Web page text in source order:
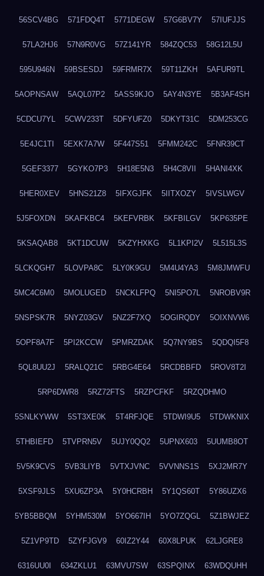
56SCV4BG 571FDQ4T 5771DEGW 57G6BV7Y 57IUFJJS
57LA2HJ6 57N9R0VG 57Z141YR 584ZQC53 58G12L5U
595U946N 59BSESDJ 59FRMR7X 59T11ZKH 5AFUR9TL
5AOPNSAW 5AQL07P2 5ASS9KJO 5AY4N3YE 5B3AF4SH
5CDCU7YL 5CWV233T 5DFYUFZ0 5DKYT31C 5DM253CG
5E4JC1TI 5EXK7A7W 5F447S51 5FMM242C 5FNR39CT
5GEF3377 5GYKO7P3 5H18E5N3 5H4C8VII 5HANI4XK
5HER0XEV 5HNS21Z8 5IFXGJFK 5IITXOZY 5IVSLWGV
5J5FOXDN 5KAFKBC4 5KEFVRBK 5KFBILGV 5KP635PE
5KSAQAB8 5KT1DCUW 5KZYHXKG 5L1KPI2V 5L515L3S
5LCKQGH7 5LOVPA8C 5LY0K9GU 5M4U4YA3 5M8JMWFU
5MC4C6M0 5MOLUGED 5NCKLFPQ 5NI5PO7L 5NROBV9R
5NSPSK7R 5NYZ03GV 5NZ2F7XQ 5OGIRQDY 5OIXNVW6
5OPF8A7F 5PI2KCCW 5PMRZDAK 5Q7NY9BS 5QDQI5F8
5QL8UU2J 5RALQ21C 5RBG4E64 5RCDBBFD 5ROV8T2I
5RP6DWR8 5RZ72FTS 5RZPCFKF 5RZQDHMO
5SNLKYWW 5ST3XE0K 5T4RFJQE 5TDWI9U5 5TDWKNIX
5THBIEFD 5TVPRN5V 5UJY0QQ2 5UPNX603 5UUMB8OT
5V5K9CVS 5VB3LIYB 5VTXJVNC 5VVNNS1S 5XJ2MR7Y
5XSF9JLS 5XU6ZP3A 5Y0HCRBH 5Y1QS60T 5Y86UZX6
5YB5BBQM 5YHM530M 5YO667IH 5YO7ZQGL 5Z1BWJEZ
5Z1VP9TD 5ZYFJGV9 60IZ2Y44 60X8LPUK 62LJGRE8
6316UU0I 634ZKLU1 63MVU7SW 63SPQINX 63WDQUHH